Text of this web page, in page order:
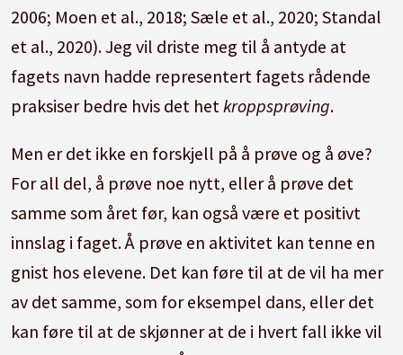
2006; Moen et al., 2018; Sæle et al., 2020; Standal
et al., 2020). Jeg vil driste meg til å antyde at
fagets navn hadde representert fagets rådende
praksiser bedre hvis det hetkroppsprøving.
Men er det ikke en forskjell på å prøve og å øve?
For all del, å prøve noe nytt, eller å prøve det
samme som året før, kan også være et positivt
innslag i faget. Å prøve en aktivitet kan tenne en
gnist hos elevene. Det kan føre til at de vil ha mer
av det samme, som for eksempel dans, eller det
kan føre til at de skjønner at de i hvert fall ikke vil